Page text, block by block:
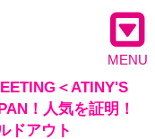
MENU
＜ATINY'S
！人気を証明！
ドアウト